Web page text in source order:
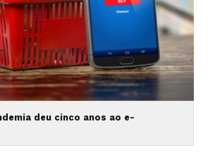
deu cinco anos ao e-